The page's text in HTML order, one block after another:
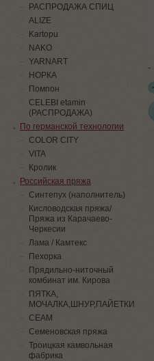
-
РАСПРОДАЖА СПИЦ
ALIZE
Kartopu
NAKO
YARNART
НОРКА
Помпон
СELEBI etamin
(РАСПРОДАЖА)
По германской технологии
COLOR CITY
VITA
Кролик
Российская пряжа
Синтепух (наполнитель)
Кисловодская пряжа/
Пряжа из Карачаево-
Черкесии
Лама / Камтекс
Пехорка
Прядильно-ниточный
комбинат им. Кирова
ПЯТКА,
МОЧАЛКА,ШНУР,ПАЙЕТКИ
СЕАМ
Семеновская пряжа
Троицкая камвольная
фабрика